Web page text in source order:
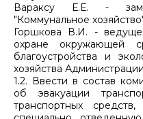
Вараксу Е.Е. -
"Коммунальное
Горшкова В.И. -
охране окружающей
благоустройства и
хозяйства
1.2. Ввести в состав
об эвакуации
транспортных